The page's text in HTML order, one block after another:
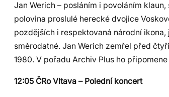
Jan Werich – posláním i povoláním
polovina proslulé herecké dvojice
pozdějších i respektovaná národní
směrodatné. Jan Werich zemřel před
1980. V pořadu Archiv Plus ho
12:05 ČRo Vltava – Polední koncert